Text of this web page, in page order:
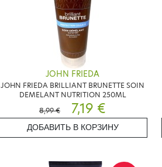
JOHN FRIEDA
JOHN FRIEDA BRILLIANT BRUNETTE SOIN
DEMELANT NUTRITION 250ML
8,99 €
7,19 €
ДОБАВИТЬ В КОРЗИНУ